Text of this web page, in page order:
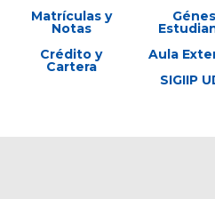
Matrículas y
Notas
Crédito y
Cartera
Aula
SIGIIP